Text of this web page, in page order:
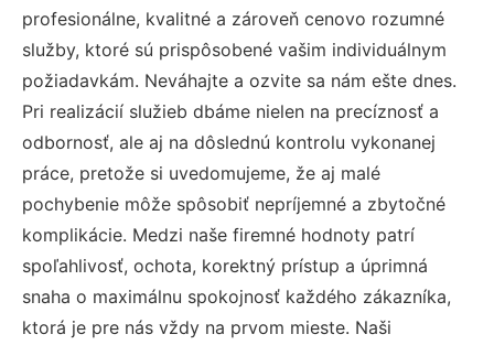
profesionálne, kvalitné a zároveň cenovo rozumné
služby, ktoré sú prispôsobené vašim individuálnym
požiadavkám. Neváhajte a ozvite sa nám ešte dnes.
Pri realizácií služieb dbáme nielen na precíznosť a
odbornosť, ale aj na dôslednú kontrolu vykonanej
práce, pretože si uvedomujeme, že aj malé
pochybenie môže spôsobiť nepríjemné a zbytočné
komplikácie. Medzi naše firemné hodnoty patrí
spoľahlivosť, ochota, korektný prístup a úprimná
snaha o maximálnu spokojnosť každého zákazníka,
ktorá je pre nás vždy na prvom mieste. Naši